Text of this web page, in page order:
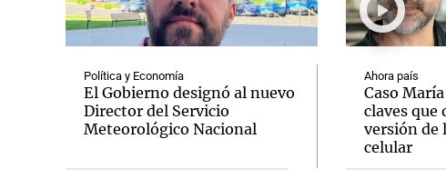
Política y Economía
El Gobierno designó al nuevo
Director del Servicio
Meteorológico Nacional
Ahora país
Caso
claves que
versión de
celular